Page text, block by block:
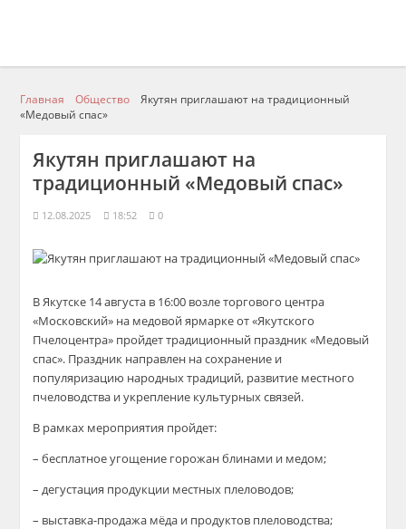
Главная Общество
Якутян приглашают на традиционный
«Медовый спас»
Якутян приглашают на
традиционный «Медовый спас»
12.08.2025 18:52 0
В Якутске 14 августа в 16:00 возле торгового центра
«Московский» на медовой ярмарке от «Якутского
Пчелоцентра» пройдет традиционный праздник «Медовый
спас». Праздник направлен на сохранение и
популяризацию народных традиций, развитие местного
пчеловодства и укрепление культурных связей.
В рамках мероприятия пройдет:
– бесплатное угощение горожан блинами и медом;
– дегустация продукции местных плеловодов;
– выставка-продажа мёда и продуктов плеловодства;